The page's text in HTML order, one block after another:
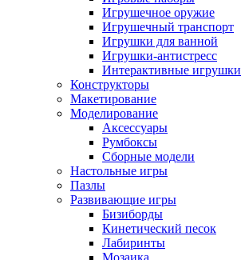
Игрушечное оружие
Игрушечный транспорт
Игрушки для ванной
Игрушки-антистресс
Интерактивные игрушки
Конструкторы
Макетирование
Моделирование
Аксессуары
Румбоксы
Сборные модели
Настольные игры
Пазлы
Развивающие игры
Бизиборды
Кинетический песок
Лабиринты
Мозаика